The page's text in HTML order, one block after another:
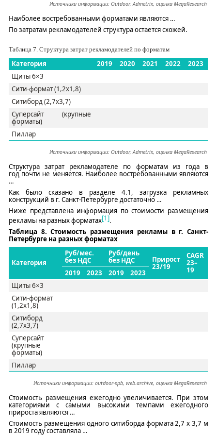
Источники информации: Outdoor,Admetrix, оценка MegaResearch
Наиболее востребованными форматами являются …
По затратам рекламодателей структура остается схожей.
Таблица 7. Структура затрат рекламодателей по форматам
Категория 2019 2020 2021 2022
2023
Щиты 6×3
Сити-формат (1,2х1,8)
Ситиборд(2,7х3,7)
Суперсайт(крупные
форматы)
Пиллар
Источники информации: Outdoor,Admetrix, оценка MegaResearch
Структура затрат рекламодателе по форматам из года в
год почти не меняется. Наиболее востребованными являются
…
Как было сказано в разделе 4.1, загрузка рекламных
конструкций в г. Санкт-Петербурге достаточно …
Ниже представлена информация по стоимости размещения
рекламы на разных форматах[1].
Таблица 8. Стоимость размещения рекламы в г. Санкт-
Петербурге на разных форматах
Категория
Руб/мес.
без НДС
Руб/день
без НДС
Прирост
23/19
CAGR
23–
19
2019 2023 2019
2023
Щиты 6×3
Сити-формат
(1,2х1,8)
Ситиборд
(2,7х3,7)
Суперсайт
(крупные
форматы)
Пиллар
Источники информации: outdoor-spb, web.archive, оценка MegaResearch
Стоимость размещения ежегодно увеличивается. При этом
категориями с самыми высокими темпами ежегодного
прироста являются …
Стоимость размещения одного ситибордаформата2,7 х 3,7 м
в 2019 году составляла …